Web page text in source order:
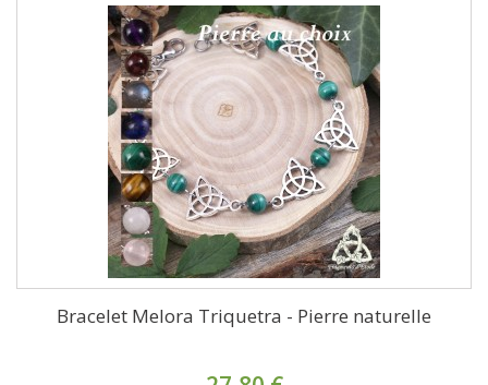
Bracelet Melora Triquetra - Pierre naturelle